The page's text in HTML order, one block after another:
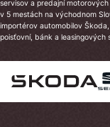
servisov a predajní
v 5 mestách na východnom
importérov automobilov Škoda,
poisťovní, bánk a leasingových